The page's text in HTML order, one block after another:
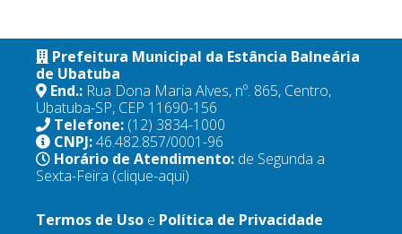
Prefeitura Municipal da Estância Balneária
de Ubatuba
End.: Rua Dona Maria Alves, nº. 865, Centro,
Ubatuba-SP, CEP 11690-156
Telefone: (12) 3834-1000
CNPJ:46.482.857/0001-96
Horário de Atendimento: de Segunda a
Sexta-Feira (clique-aqui)
Termos de Uso e Política de Privacidade